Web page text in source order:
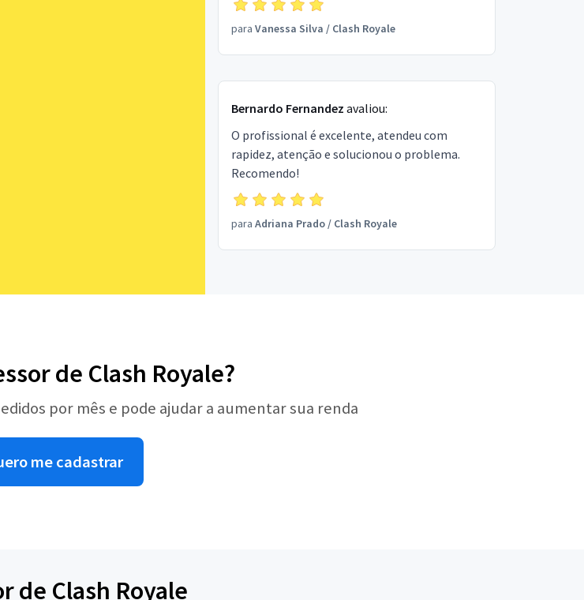
para Vanessa Silva / Clash Royale
Bernardo Fernandez avaliou:
O profissional é excelente, atendeu com
rapidez, atenção e solucionou o problema.
Recomendo!
para Adriana Prado/ Clash Royale
de Clash Royale?
por mês e pode ajudar a aumentar sua renda
me cadastrar
de Clash Royale